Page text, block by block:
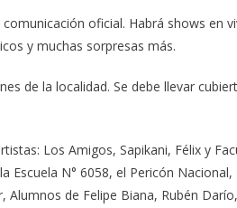
oficial. Habrá shows en
y muchas sorpresas más.
de la localidad. Se debe llevar
Los Amigos, Sapikani, Félix y
Escuela N° 6058, el Pericón
de Felipe Biana, Rubén